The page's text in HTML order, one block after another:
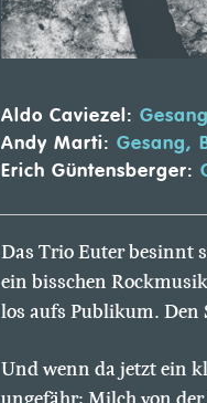
Aldo Caviezel:
Andy Marti: Gesang,
Erich Güntensberger:
Das Trio Euter besinnt
ein bisschen
los aufs Publikum. Den
Und wenn da jetzt ein